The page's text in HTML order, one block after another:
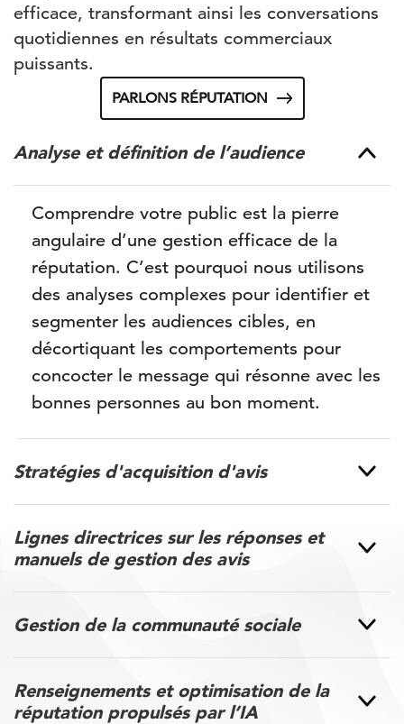
efficace, transformant ainsi les conversations
quotidiennes en résultats commerciaux
puissants.
PARLONS RÉPUTATION
Analyse et définition de l’audience
Comprendre votre public est la pierre
angulaire d’une gestion efficace de la
réputation. C’est pourquoi nous utilisons
des analyses complexes pour identifier et
segmenter les audiences cibles, en
décortiquant les comportements pour
concocter le message qui résonne avec les
bonnes personnes au bon moment.
Stratégies d'acquisition d'avis
Lignes directrices sur les réponses et
manuels de gestion des avis
Gestion de la communauté sociale
Renseignements et optimisation de la
réputation propulsés par l’IA